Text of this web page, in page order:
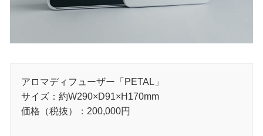
アロマディフューザー「PETAL」
サイズ：約W290×D91×H170mm
価格（税抜）：200,000円